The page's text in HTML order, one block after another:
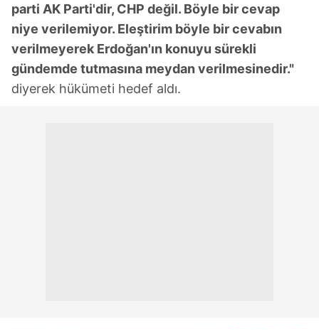
parti AK Parti'dir, CHP değil. Böyle bir cevap
niye verilemiyor. Eleştirim böyle bir cevabın
verilmeyerek Erdoğan'ın konuyu sürekli
gündemde tutmasına meydan verilmesinedir."
diyerek hükümeti hedef aldı.